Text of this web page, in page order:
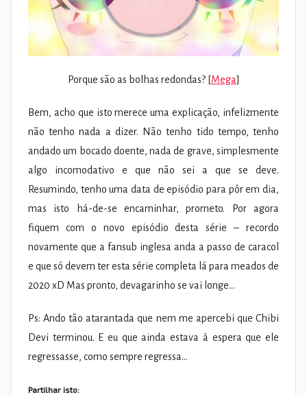
Porque são as bolhas redondas? [Mega]
Bem, acho que isto merece uma explicação, infelizmente
não tenho nada a dizer. Não tenho tido tempo, tenho
andado um bocado doente, nada de grave, simplesmente
algo incomodativo e que não sei a que se deve.
Resumindo, tenho uma data de episódio para pôr em dia,
mas isto há-de-se encaminhar, prometo. Por agora
fiquem com o novo episódio desta série – recordo
novamente que a fansub inglesa anda a passo de caracol
e que só devem ter esta série completa lá para meados de
2020 xD Mas pronto, devagarinho se vai longe…
Ps: Ando tão atarantada que nem me apercebi que Chibi
Devi terminou. E eu que ainda estava à espera que ele
regressasse, como sempre regressa…
Partilhar isto: